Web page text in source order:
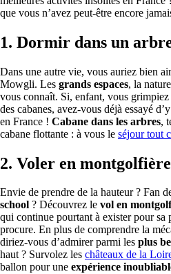
que vous n’avez peut-être encore
1. Dormir dans un
Dans une autre vie, vous auriez bien
Mowgli. Les grands espaces, la
vous connaît. Si, enfant, vous
des cabanes, avez-vous déjà essayé
en France ! Cabane dans les arbres,
cabane flottante : à vous le séjour tout
2. Voler en
Envie de prendre de la hauteur ? Fan
school ? Découvrez le vol en
qui continue pourtant à exister pour sa
procure. En plus de comprendre la
diriez-vous d’admirer parmi les plus
haut ? Survolez les châteaux de la
ballon pour une expérience